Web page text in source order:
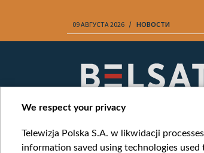
09 АВГУСТА 2026 НОВОСТИ
10
We respect your privacy
Telewizja Polska S.A. w likwidacji
information saved using technologies